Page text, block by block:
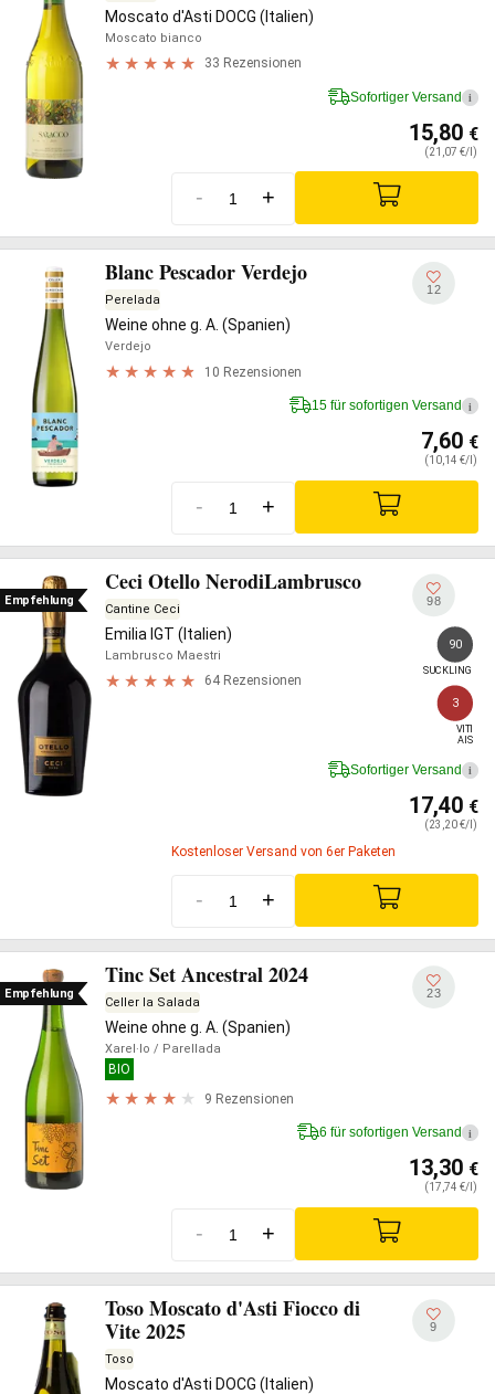
Moscato d'Asti DOCG (Italien)
Moscato bianco
33 Rezensionen
Sofortiger Versand i
15,80 €
(21,07 €/l)
- +
Blanc Pescador Verdejo
Perelada
Weine ohne g. A. (Spanien)
Verdejo
10 Rezensionen
12
15 für sofortigen Versand i
7,60 €
(10,14 €/l)
- +
Empfehlung
Ceci Otello NerodiLambrusco
Cantine Ceci
Emilia IGT (Italien)
Lambrusco Maestri
64 Rezensionen
98
90
SUCKLING
3
VITI
AIS
Sofortiger Versand i
17,40 €
(23,20 €/l)
Kostenloser Versand von 6er Paketen
- +
Empfehlung
Tinc Set Ancestral 2024
Celler la Salada
Weine ohne g. A. (Spanien)
Xarel·lo / Parellada
BIO
9 Rezensionen
23
6 für sofortigen Versand i
13,30 €
(17,74 €/l)
- +
Toso Moscato d'Asti Fiocco di
Vite 2025
Toso
Moscato d'Asti DOCG (Italien)
9